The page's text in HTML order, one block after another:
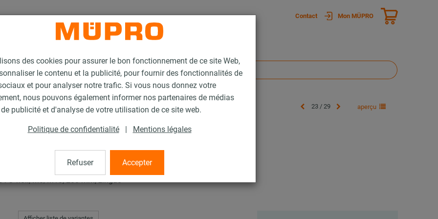
des cookies pour assurer le bon fonctionnement de ce site Web,
le contenu et la publicité, pour fournir des fonctionnalités de
et pour analyser notre trafic. Si vous nous donnez votre
nous pouvons également informer nos partenaires de médias
publicité et d'analyse de votre utilisation de ce site web.
Politique de confidentialité | Mentions légales
Refuser Accepter
Contact Mon MÜPRO
Collier SPIRO Type S 23 / 29 aperçu
noir, M8/M10, 200 mm, zingué